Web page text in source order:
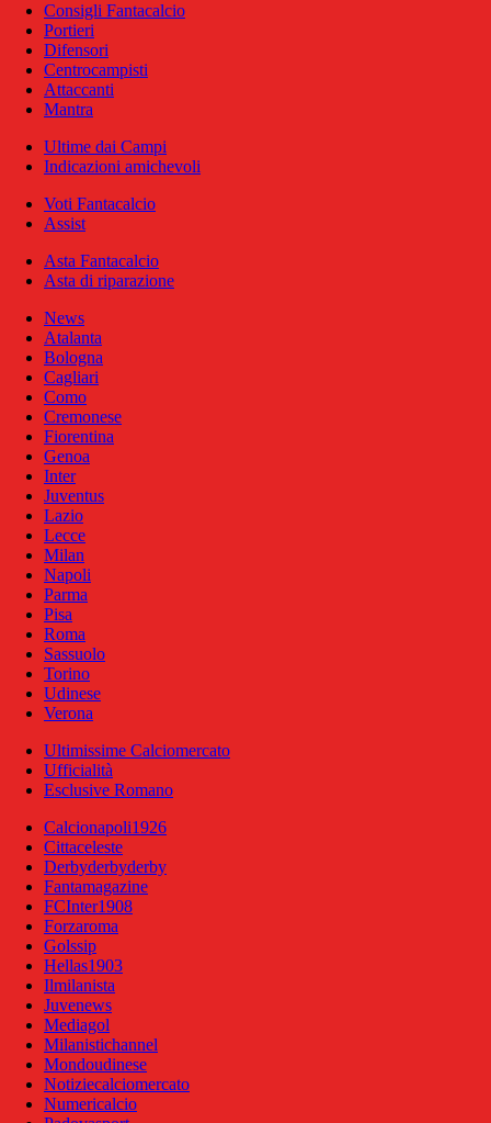
Consigli Fantacalcio
Portieri
Difensori
Centrocampisti
Attaccanti
Mantra
Ultime dai Campi
Indicazioni amichevoli
Voti Fantacalcio
Assist
Asta Fantacalcio
Asta di riparazione
News
Atalanta
Bologna
Cagliari
Como
Cremonese
Fiorentina
Genoa
Inter
Juventus
Lazio
Lecce
Milan
Napoli
Parma
Pisa
Roma
Sassuolo
Torino
Udinese
Verona
Ultimissime Calciomercato
Ufficialità
Esclusive Romano
Calcionapoli1926
Cittaceleste
Derbyderbyderby
Fantamagazine
FCInter1908
Forzaroma
Golssip
Hellas1903
Ilmilanista
Juvenews
Mediagol
Milanistichannel
Mondoudinese
Notiziecalciomercato
Numericalcio